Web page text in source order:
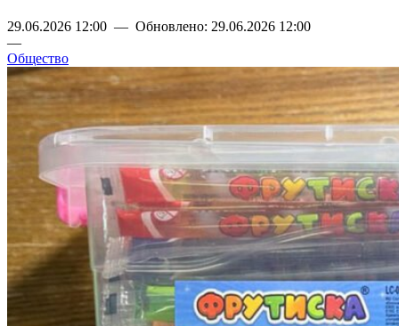
29.06.2026 12:00 — Обновлено: 29.06.2026 12:00
—
Общество